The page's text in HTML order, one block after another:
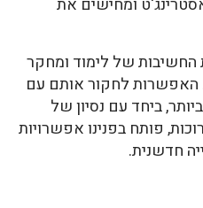
החשיבות של לימוד ומחקר
האפשרות לחקור אותם עם
ביחד עם נסיון של
פותח בפנינו אפשרויות
חדשנית.